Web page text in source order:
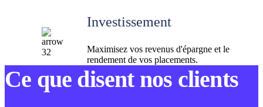
Investissement
Maximisez vos revenus d'épargne et le
rendement de vos placements.
Ce que disent nos clients